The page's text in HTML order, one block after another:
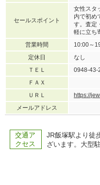
セールスポイント
女性スタ
内で初め
す。査定
軽に立ち
営業時間
10:00～
定休日
なし
ＴＥＬ
0948-43-
ＦＡＸ
ＵＲＬ
https://
メールアドレス
交通ア
クセス
JR飯塚駅より徒
ざいます。大型